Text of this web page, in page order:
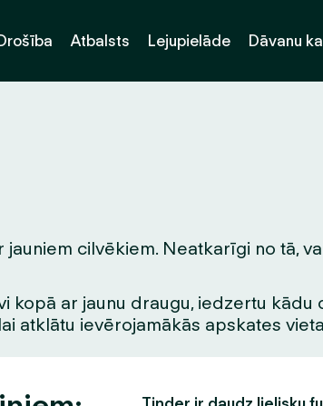
Atbalsts Lejupielāde Dāvanu
cilvēkiem. Neatkarīgi no tā,
ar jaunu draugu, iedzertu
atklātu ievērojamākās apskates